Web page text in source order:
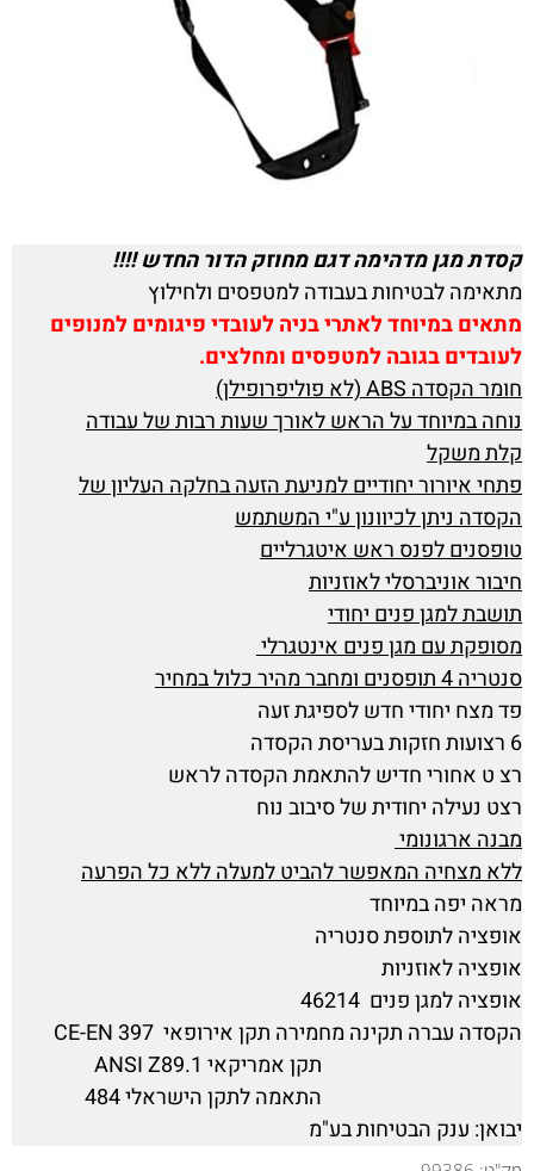
קסדת מגן מדהימה דגם מחוזק הדור החדש !!!!
מתאימה לבטיחות בעבודה למטפסים ולחילוץ
מתאים במיוחד לאתרי בניה לעובדי פיגומים למנופים
לעובדים בגובה למטפסים ומחלצים.
חומר הקסדה ABS (לא פוליפרופילן)
נוחה במיוחד על הראש לאורך שעות רבות של עבודה
קלת משקל
פתחי איורור יחודיים למניעת הזעה בחלקה העליון של
הקסדה ניתן לכיוונון ע"י המשתמש
טופסנים לפנס ראש איטגרליים
חיבור אוניברסלי לאוזניות
תושבת למגן פנים יחודי
מסופקת עם מגן פנים אינטגרלי
סנטריה 4 תופסנים ומחבר מהיר כלול במחיר
פד מצח יחודי חדש לספיגת זעה
6 רצועות חזקות בעריסת הקסדה
רצ ט אחורי חדיש להתאמת הקסדה לראש
רצט נעילה יחודית של סיבוב נוח
מבנה ארגונומי
ללא מצחיה המאפשר להביט למעלה ללא כל הפרעה
מראה יפה במיוחד
אופציה לתוספת סנטריה
אופציה לאוזניות
אופציה למגן פנים 46214
הקסדה עברה תקינה מחמירה תקן אירופאי CE-EN 397
תקן אמריקאי ANSI Z89.1
התאמה לתקן הישראלי 484
יבואן: ענק הבטיחות בע"מ